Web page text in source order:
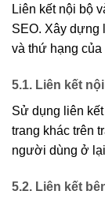
Liên kết nội bộ
SEO. Xây dựng
và thứ hạng của
5.1. Liên kết
Sử dụng liên
trang khác trên
người dùng ở
5.2. Liên kết